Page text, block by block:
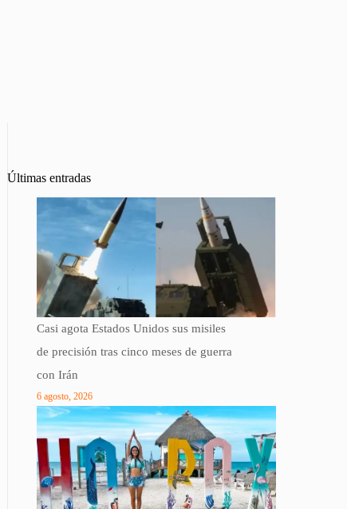
Últimas entradas
Casi agota Estados Unidos sus misiles
de precisión tras cinco meses de guerra
con Irán
6 agosto, 2026